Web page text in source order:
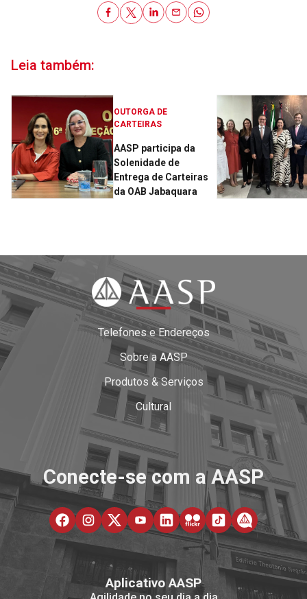
Leia também:
OUTORGA DE
CARTEIRAS
AASP participa da
Solenidade de
Entrega de Carteiras
da OAB Jabaquara
Telefones e Endereços
Sobre a AASP
Produtos & Serviços
Cultural
Conecte-se com a AASP
Aplicativo AASP